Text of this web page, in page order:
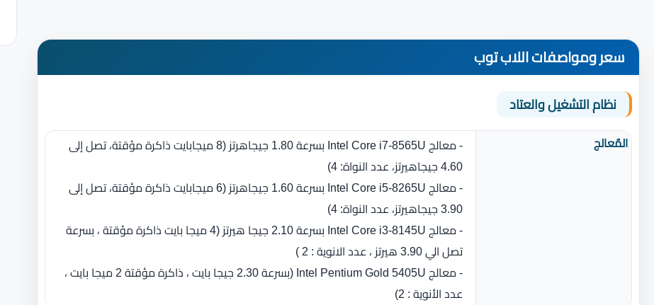
سعر ومواصفات اللاب توب
نظام التشغيل والعتاد
المٌعالج
- معالج Intel Core i7-8565U بسرعة 1.80 جيجاهرتز ‏(‏8 ميجابايت ذاكرة مؤقتة، تصل إلى
4.60 جيجاهيرتز، عدد النواة‏:‏ 4‏)‏
- معالج Intel Core i5-8265U بسرعة 1.60 جيجاهرتز ‏(‏6 ميجابايت ذاكرة مؤقتة، تصل إلى
3.90 جيجاهيرتز، عدد النواة‏:‏ 4‏)‏
- معالج Intel Core i3-8145U بسرعة 2.10 جيجا هيرتز (4 ميجا بايت ذاكرة مؤقتة ، بسرعة
تصل الي 3.90 هيرتز ، عدد الانوية : 2 )
- معالج Intel Pentium Gold 5405U (بسرعة 2.30 جيجا بايت ، ذاكرة مؤقتة 2 ميجا بايت ،
عدد الأنوية : 2)